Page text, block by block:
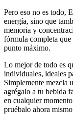
Pero eso no es todo,
energía, sino que
memoria y
fórmula completa que
punto máximo.
Lo mejor de todo es
individuales, ideales
Simplemente mezcla
agrégalo a tu bebida
en cualquier
pruébalo ahora